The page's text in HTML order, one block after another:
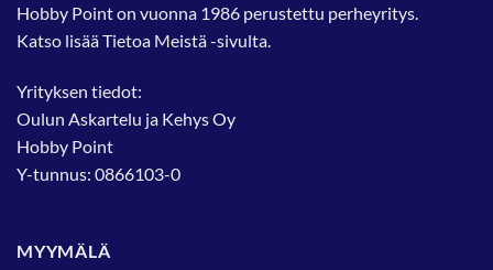
Hobby Point on vuonna 1986 perustettu perheyritys.
Katso lisääTietoa Meistä-sivulta.
Yrityksen tiedot:
Oulun Askartelu ja Kehys Oy
Hobby Point
Y-tunnus: 0866103-0
MYYMÄLÄ